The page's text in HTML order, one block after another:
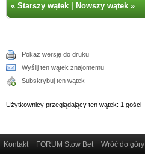
« Starszy wątek | Nowszy wątek »
Pokaż wersję do druku
Wyślij ten wątek znajomemu
Subskrybuj ten wątek
Użytkownicy przeglądający ten wątek: 1 gości
Kontakt FORUM Stow Bet Wróć do góry